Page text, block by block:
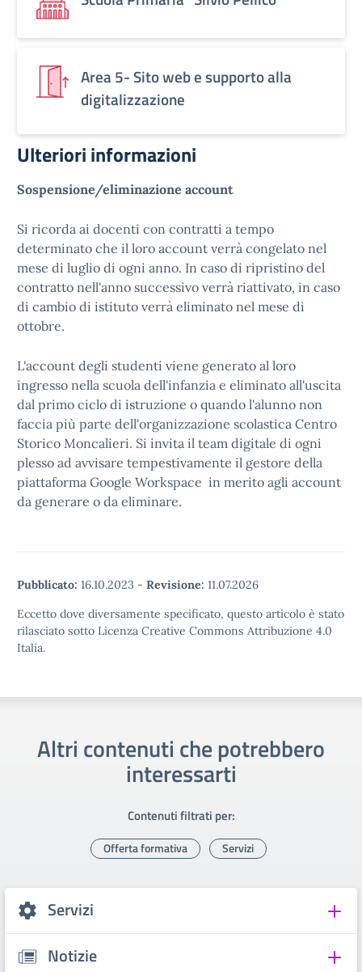
Area 5- Sito web e supporto alla
digitalizzazione
Ulteriori informazioni
Sospensione/eliminazione account
Si ricorda ai docenti con contratti a tempo
determinato che il loro account verrà congelato nel
mese di luglio di ogni anno. In caso di ripristino del
contratto nell'anno successivo verrà riattivato, in caso
di cambio di istituto verrà eliminato nel mese di
ottobre.
L'account degli studenti viene generato al loro
ingresso nella scuola dell'infanzia e eliminato all'uscita
dal primo ciclo di istruzione o quando l'alunno non
faccia più parte dell'organizzazione scolastica Centro
Storico Moncalieri. Si invita il team digitale di ogni
plesso ad avvisare tempestivamente il gestore della
piattaforma Google Workspace in merito agli account
da generare o da eliminare.
Pubblicato: 16.10.2023 - Revisione: 11.07.2026
Eccetto dove diversamente specificato, questo articolo è stato
rilasciato sotto Licenza Creative Commons Attribuzione 4.0
Italia.
Altri contenuti che potrebbero
interessarti
Contenuti filtrati per:
Offerta formativa Servizi
Servizi
Notizie